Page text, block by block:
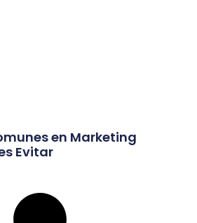
en Marketing
Evitar